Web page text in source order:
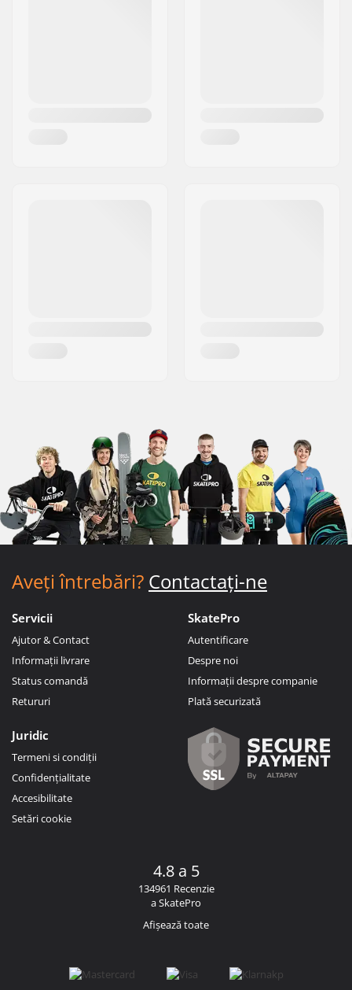
Aveți întrebări? Contactați-ne
Servicii
Ajutor & Contact
Informații livrare
Status comandă
Retururi
SkatePro
Autentificare
Despre noi
Informații despre companie
Plată securizată
Juridic
Termeni si condiții
Confidențialitate
Accesibilitate
Setări cookie
4.8 a 5
134961 Recenzie
a SkatePro
Afișează toate